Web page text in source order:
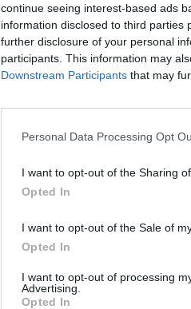
continue seeing interest-based ads
information disclosed to third parties
further disclosure of your personal
participants. This information may
Downstream Participants that may
Personal Data Processing Opt
I want to opt-out of the Sharing
Opted In
I want to opt-out of the Sale of
Opted In
I want to opt-out of processing
Advertising.
Opted In